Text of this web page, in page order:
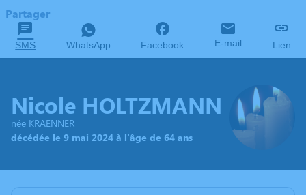
Partager
SMS WhatsApp Facebook E-mail Lien
Nicole HOLTZMANN
née KRAENNER
décédée le 9 mai 2024 à l'âge de 64 ans